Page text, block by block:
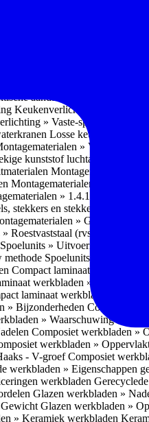
aandachtspunten
Keukenverlichting » Installatie
» Vaste-spanning
Losse
» Verschillende
kunststof
Montagematerialen »
Montagematerialen »
» 1.4.1 Plasmafilter
stekkers en stekkerblokken
»
Roestvaststaal (rvs)
Spoelunits » Uitvoering
methode Spoelunits »
Compact laminaat werkbladen
werkbladen » Nanotech
laminaat werkbladen »
» Bijzonderheden Compact
» Waarschuwing
Composiet werkbladen »
werkbladen »
- V-groefComposiet
werkbladen » Eigenschappen
werkbladen
Glazen werkbladen »
Glazen werkbladen »
» Keramiek werkbladen